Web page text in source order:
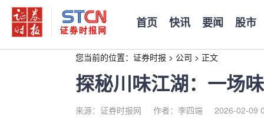
首页 快讯 要闻 股市
您当前的位置： 证券时报 > 公司 > 正文
探秘川味江湖：一场
来源：证券时报网 作者：李四端 2026-02-09